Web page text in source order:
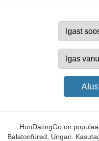
HunDatingGo on
Balatonfüred, Ungari.